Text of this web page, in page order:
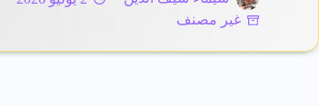
غير مصنف